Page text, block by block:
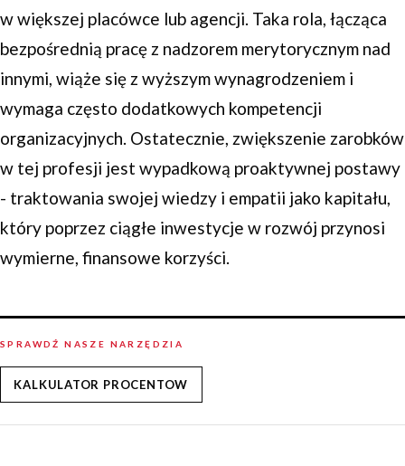
w większej placówce lub agencji. Taka rola, łącząca
bezpośrednią pracę z nadzorem merytorycznym nad
innymi, wiąże się z wyższym wynagrodzeniem i
wymaga często dodatkowych kompetencji
organizacyjnych. Ostatecznie, zwiększenie zarobków
w tej profesji jest wypadkową proaktywnej postawy
- traktowania swojej wiedzy i empatii jako kapitału,
który poprzez ciągłe inwestycje w rozwój przynosi
wymierne, finansowe korzyści.
SPRAWDŹ NASZE NARZĘDZIA
KALKULATOR PROCENTOW